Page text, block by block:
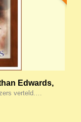
Edwards,
vorm
verteld.…